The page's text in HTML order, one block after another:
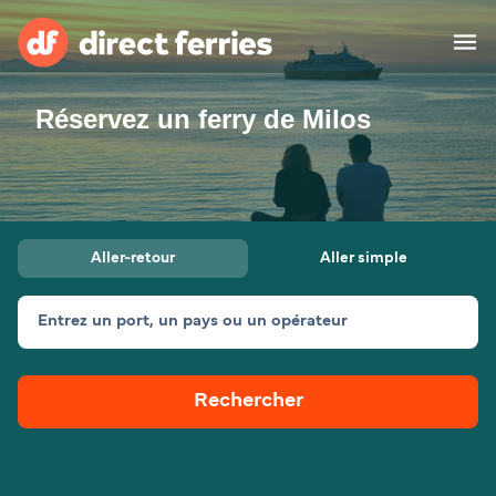
Compagnies de ferry
Pays
Billet de bateau
Traversées et ports
Canada (FR)
Mon Compte
Réservez un ferry de Milos
Aller-retour Aller simple
Entrez un port, un pays ou un opérateur
Rechercher